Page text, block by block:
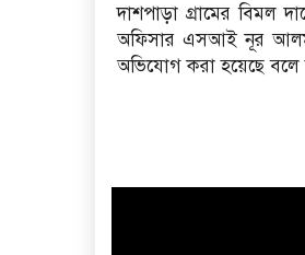
দাশপাড়া গ্রামের বিমল
অফিসার এসআই নূর আলম।
অভিযোগ করা হয়েছে বলে